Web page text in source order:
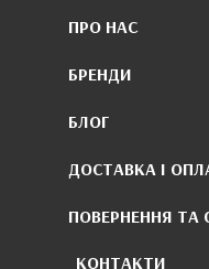
ПРО НАС
БРЕНДИ
БЛОГ
ДОСТАВКА І
ПОВЕРНЕННЯ ТА
КОНТАКТИ